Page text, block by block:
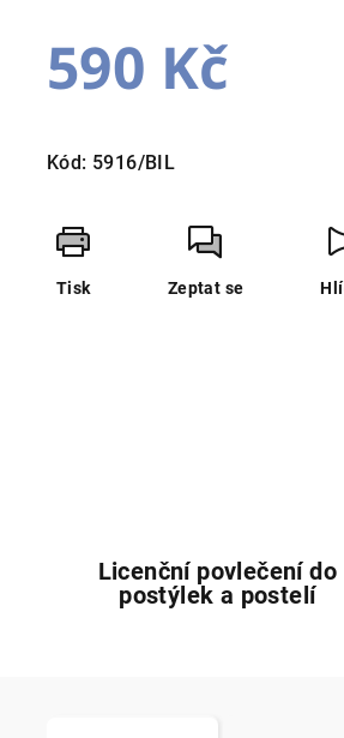
590 Kč
cena:
Kód: 5916/BIL
Tisk Zeptat se
Licenční povlečení do
postýlek a postelí